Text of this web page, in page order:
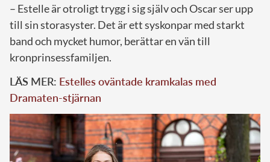
– Estelle är otroligt trygg i sig själv och Oscar ser upp
till sin storasyster. Det är ett syskonpar med starkt
band och mycket humor, berättar en vän till
kronprinsessfamiljen.
LÄS MER: Estelles oväntade kramkalas med
Dramaten-stjärnan